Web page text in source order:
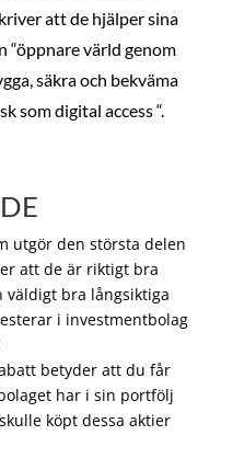
att de hjälper sina
“öppnare värld genom
säkra och bekväma
som digital access “.
utgör den största delen
att de är riktigt bra
väldigt bra långsiktiga
i investmentbolag
betyder att du får
har i sin portfölj
köpt dessa aktier